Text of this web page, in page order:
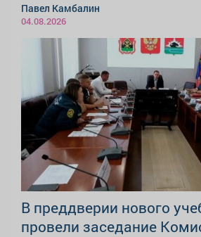
Павел Камбалин
04.08.2026
В преддверии нового
провели заседание